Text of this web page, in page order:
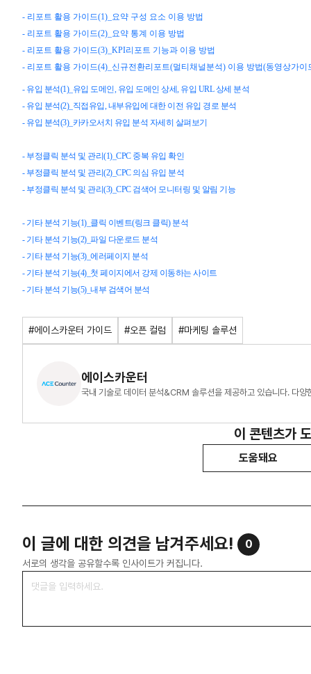
- 리포트 활용 가이드(1)_요약 구성 요소 이용 방법
- 리포트 활용 가이드(2)_요약 통계 이용 방법
- 리포트 활용 가이드(3)_KPI리포트 기능과 이용 방법
- 리포트 활용 가이드(4)_신규전환리포트(멀티채널분석) 이용 방법(동영상가이
- 유입 분석(1)_유입 도메인, 유입 도메인 상세, 유입 URL 상세 분석
- 유입 분석(2)_직접유입, 내부유입에 대한 이전 유입 경로 분석
- 유입 분석(3)_카카오서치 유입 분석 자세히 살펴보기
- 부정클릭 분석 및 관리(1)_CPC 중복 유입 확인
- 부정클릭 분석 및 관리(2)_CPC 의심 유입 분석
- 부정클릭 분석 및 관리(3)_CPC 검색어 모니터링 및 알림 기능
- 기타 분석 기능(1)_클릭 이벤트(링크 클릭) 분석
- 기타 분석 기능(2)_파일 다운로드 분석
- 기타 분석 기능(3)_에러페이지 분석
- 기타 분석 기능(4)_첫 페이지에서 강제 이동하는 사이트
- 기타 분석 기능(5)_내부 검색어 분석
#에이스카운터 가이드 #오픈 컬럼 #마케팅 솔루션
에이스카운터
국내 기술로 데이터 분석&CRM 솔루션을 제공하고 있습니다. 다
이 콘텐츠가
도움돼요
이 글에 대한 의견을 남겨주세요! 0
서로의 생각을 공유할수록 인사이트가 커집니다.